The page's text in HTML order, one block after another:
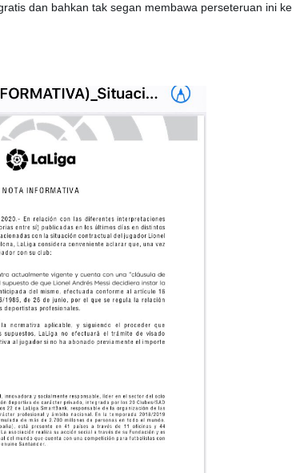
dan bahkan tak segan membawa perseteruan ini ke